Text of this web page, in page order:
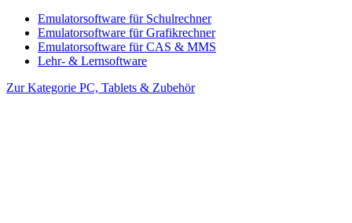
Emulatorsoftware für Schulrechner
Emulatorsoftware für Grafikrechner
Emulatorsoftware für CAS & MMS
Lehr- & Lernsoftware
Zur Kategorie PC, Tablets & Zubehör